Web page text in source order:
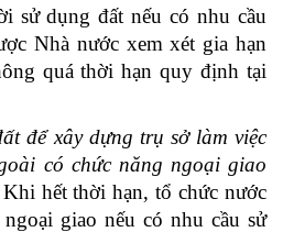
sử dụng đất nếu có nhu cầu
Nhà nước xem xét gia hạn
quá thời hạn quy định tại
để xây dựng trụ sở làm việc
có chức năng ngoại giao
Khi hết thời hạn, tổ chức nước
giao nếu có nhu cầu sử